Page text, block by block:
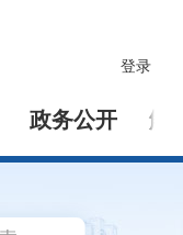
登录
政务公开 解